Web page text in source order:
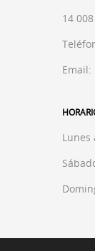
14
Lunes